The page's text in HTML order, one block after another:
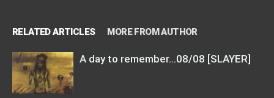
RELATED ARTICLES MORE FROM AUTHOR
A day to remember…08/08 [SLAYER]